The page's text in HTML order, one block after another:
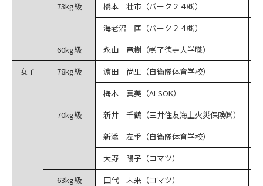
73kg級
橋本 壮市（パーク２４㈱）
海老沼 匡（パーク２４㈱）
60kg級
永山 竜樹（㈻了徳寺大学職）
女子
78kg級 濵田 尚里（自衛隊体育学校）
梅木 真美（ALSOK）
70kg級
新井 千鶴（三井住友海上火災保険㈱）
新添 左季（自衛隊体育学校）
大野 陽子（コマツ）
63kg級
田代 未来（コマツ）